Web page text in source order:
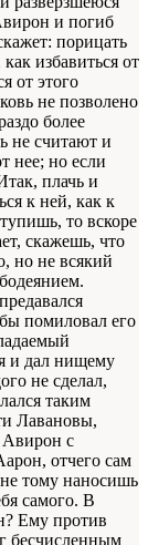
и погиб
порицать
избавиться от
от этого
не позволено
более
не считают и
нее; но если
плачь и
к ней, как к
то вскоре
скажешь, что
но не всякий
помиловал его
и дал нищему
не сделал,
таким
Лавановы,
Авирон с
отчего сам
не тому наносишь
самого. В
Ему против
бесчисленным